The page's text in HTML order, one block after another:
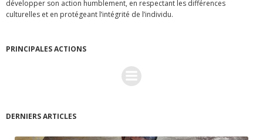
i
o
v
développer son action humblement, en respectant les différences
culturelles et en protégeant l’intégrité de l’individu.
PRINCIPALES ACTIONS
DERNIERS ARTICLES